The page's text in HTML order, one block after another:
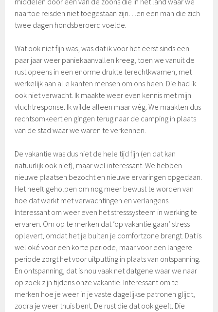
naartoe reisden niet toegestaan zijn…en een man die zich
twee dagen hondsberoerd voelde.
Wat ook niet fijn was, was dat ik voor het eerst sinds een
paar jaar weer paniekaanvallen kreeg, toen we vanuit de
rust opeens in een enorme drukte terechtkwamen, met
werkelijk aan alle kanten mensen om ons heen. Die had ik
ook niet verwacht. Ik maakte weer even kennis met mijn
vluchtresponse. Ik wilde alleen maar wég. We maakten dus
rechtsomkeert en gingen terug naar de camping in plaats
van de stad waar we waren te verkennen.
De vakantie was dus niet de hele tijd fijn (en dat kan
natuurlijk ook niet), maar wel interessant. We hebben
nieuwe plaatsen bezocht en nieuwe ervaringen opgedaan.
Het heeft geholpen om nog meer bewust te worden van
hoe dat werkt met verwachtingen en verlangens.
Interessant om weer even het stresssysteem in werking te
ervaren. Om op te merken dat ‘op vakantie gaan’ stress
oplevert, omdat het je buiten je comfortzone brengt. Dat is
wel oké voor een korte periode, maar voor een langere
periode zorgt het voor uitputting in plaats van ontspanning.
En ontspanning, dat is nou vaak net datgene waar we naar
op zoek zijn tijdens onze vakantie. Interessant om te
merken hoe je weer in je vaste dagelijkse patronen glijdt,
zodra je weer thuis bent. De rust die dat ook geeft. Die